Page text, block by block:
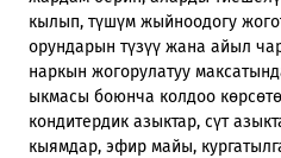
кылып, түшүм жыйноодогу
орундарын түзүү жана айыл
наркын жогорулатуу
ыкмасы боюнча колдоо
кондитердик азыктар, сүт
кыямдар, эфир майы,